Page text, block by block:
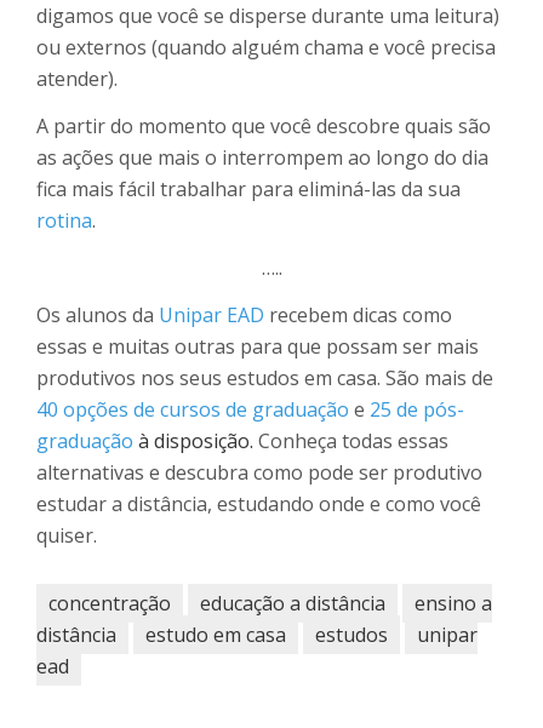
digamos que você se disperse durante uma leitura)
ou externos (quando alguém chama e você precisa
atender).
A partir do momento que você descobre quais são
as ações que mais o interrompem ao longo do dia
fica mais fácil trabalhar para eliminá-las da sua
rotina.
…..
Os alunos da Unipar EAD recebem dicas como
essas e muitas outras para que possam ser mais
produtivos nos seus estudos em casa. São mais de
40 opções de cursos de graduação e 25 de pós-
graduação à disposição. Conheça todas essas
alternativas e descubra como pode ser produtivo
estudar a distância, estudando onde e como você
quiser.
concentração educação a distância
ensino a
distância
estudo em casa estudos
unipar
ead